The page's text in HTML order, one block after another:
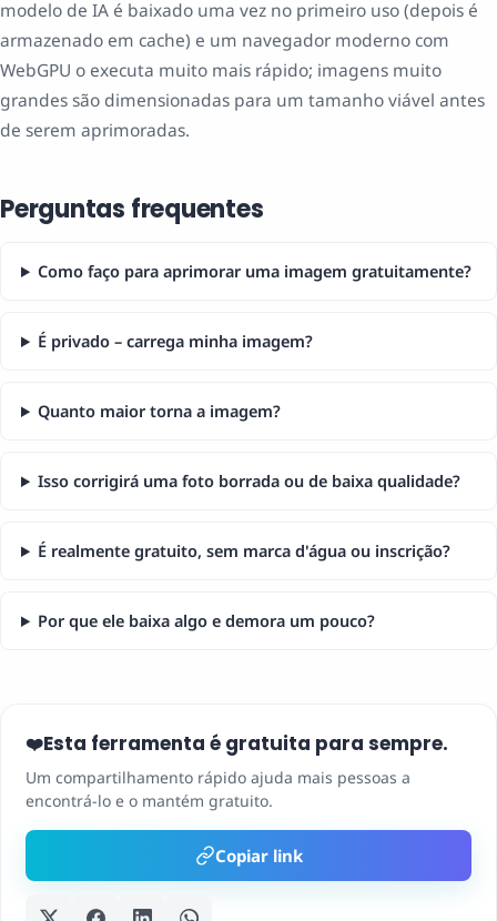
modelo de IA é baixado uma vez no primeiro uso (depois é
armazenado em cache) e um navegador moderno com
WebGPU o executa muito mais rápido; imagens muito
grandes são dimensionadas para um tamanho viável antes
de serem aprimoradas.
Perguntas frequentes
Como faço para aprimorar uma imagem gratuitamente?
É privado – carrega minha imagem?
Quanto maior torna a imagem?
Isso corrigirá uma foto borrada ou de baixa qualidade?
É realmente gratuito, sem marca d'água ou inscrição?
Por que ele baixa algo e demora um pouco?
❤️Esta ferramenta é gratuita para sempre.
Um compartilhamento rápido ajuda mais pessoas a
encontrá-lo e o mantém gratuito.
Copiar link